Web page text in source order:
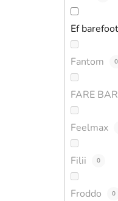
Ef barefoot
Fantom 0
FARE
Feelmax
Filii 0
Froddo 0